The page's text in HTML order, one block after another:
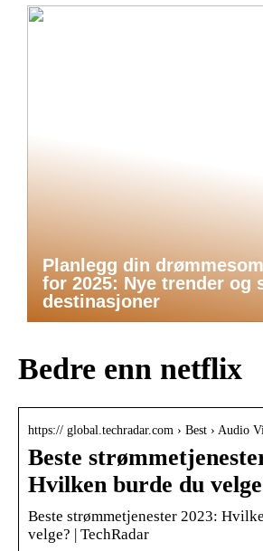
Planlegg din
for 2025: Nye trender og
destinasjoner
Bedre enn netflix
https:// global.techradar.com › Best › Audio
Beste
Hvilken burde du
Beste strømmetjenester 2023:
velge? | TechRadar